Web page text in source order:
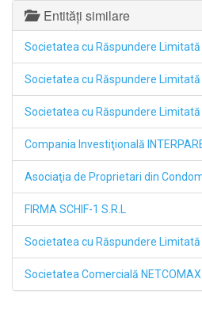
Entități similare
Societatea cu Răspundere Limitată
Societatea cu Răspundere Limitată
Societatea cu Răspundere Limitată
Compania Investiţională
Asociaţia de Proprietari din
FIRMA SCHIF-1 S.R.L
Societatea cu Răspundere Limitată
Societatea Comercială NETCOMAX-